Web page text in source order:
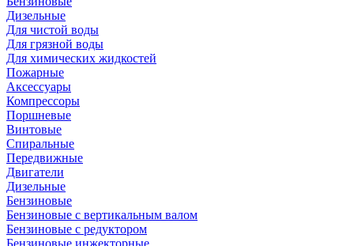
Дизельные
Для чистой воды
Для грязной воды
Для химических жидкостей
Пожарные
Аксессуары
Компрессоры
Поршневые
Винтовые
Спиральные
Передвижные
Двигатели
Дизельные
Бензиновые
Бензиновые с вертикальным валом
Бензиновые с редуктором
Бензиновые инжекторные